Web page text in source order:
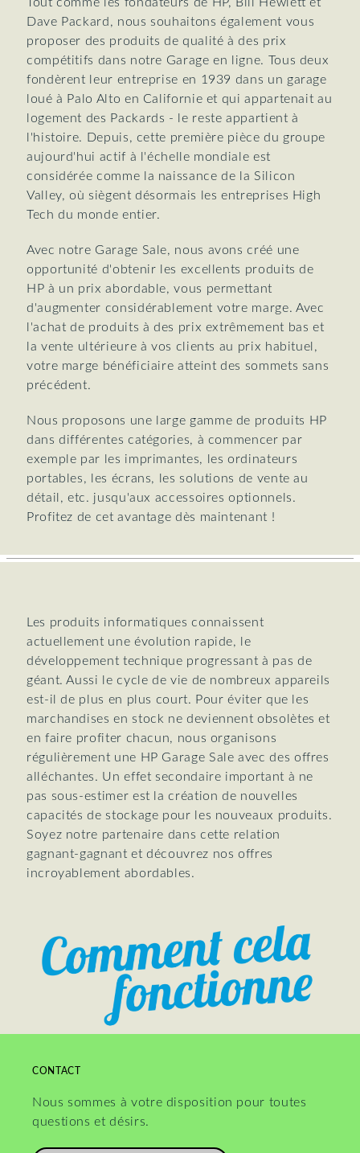
Dave Packard, nous souhaitons également vous
proposer des produits de qualité à des prix
compétitifs dans notre Garage en ligne. Tous deux
fondèrent leur entreprise en 1939 dans un garage
loué à Palo Alto en Californie et qui appartenait au
logement des Packards - le reste appartient à
l'histoire. Depuis, cette première pièce du groupe
aujourd'hui actif à l'échelle mondiale est
considérée comme la naissance de la Silicon
Valley, où siègent désormais les entreprises High
Tech du monde entier.
Avec notre Garage Sale, nous avons créé une
opportunité d'obtenir les excellents produits de
HP à un prix abordable, vous permettant
d'augmenter considérablement votre marge. Avec
l'achat de produits à des prix extrêmement bas et
la vente ultérieure à vos clients au prix habituel,
votre marge bénéficiaire atteint des sommets sans
précédent.
Nous proposons une large gamme de produits HP
dans différentes catégories, à commencer par
exemple par les imprimantes, les ordinateurs
portables, les écrans, les solutions de vente au
détail, etc. jusqu'aux accessoires optionnels.
Profitez de cet avantage dès maintenant !
Les produits informatiques connaissent
actuellement une évolution rapide, le
développement technique progressant à pas de
géant. Aussi le cycle de vie de nombreux appareils
est-il de plus en plus court. Pour éviter que les
marchandises en stock ne deviennent obsolètes et
en faire profiter chacun, nous organisons
régulièrement une HP Garage Sale avec des offres
alléchantes. Un effet secondaire important à ne
pas sous-estimer est la création de nouvelles
capacités de stockage pour les nouveaux produits.
Soyez notre partenaire dans cette relation
gagnant-gagnant et découvrez nos offres
incroyablement abordables.
CONTACT
Nous sommes à votre disposition pour toutes
questions et désirs.